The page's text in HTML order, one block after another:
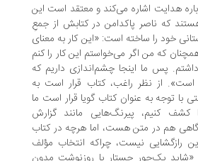
اشاره می‌کند و معتقد است این
ناصر پاکدامن در کتابش از جمعِ
را ساخته است: «این کار به معنای
من اگر می‌خواستم این کار را کنم
ما اینجا چشم‌اندازی داریم که
از نظر راغب، کتاب قرار است به
به عنوان کتاب گویا قرار است ما
پیرنگ‌هایی مانند گزارش
در متن هست، اما هرچه در کتاب
نیست، چراکه انتخاب مؤلف